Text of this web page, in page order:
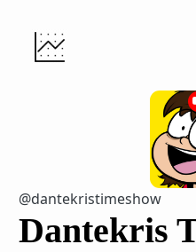
@dantekristimeshow
Dantekris